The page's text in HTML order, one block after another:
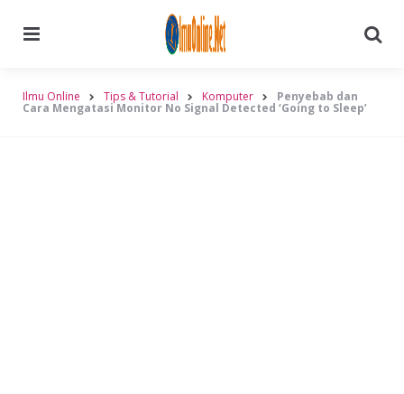
Ilmu Online Tips & Tutorial Komputer Penyebab dan
Cara Mengatasi Monitor No Signal Detected ‘Going to Sleep’